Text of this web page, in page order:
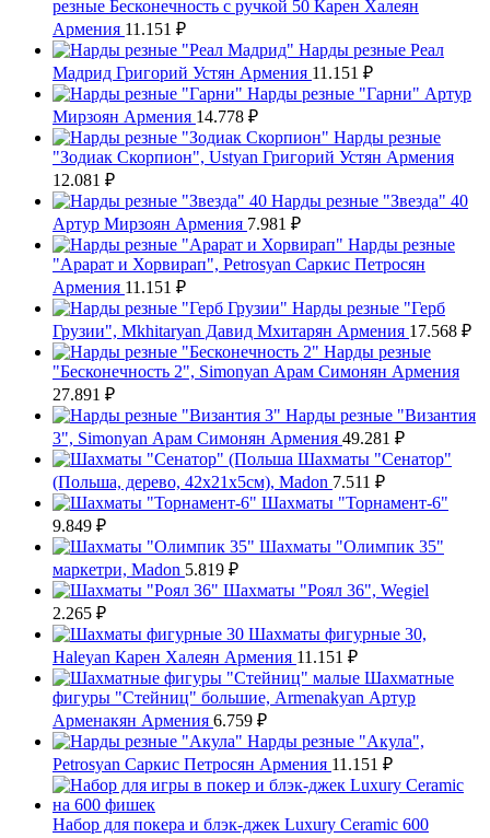
резные Бесконечность с ручкой 50 Карен Халеян
Армения 11.151 ₽
Нарды резные Реал
Мадрид Григорий Устян Армения 11.151 ₽
Нарды резные "Гарни" Артур
Мирзоян Армения 14.778 ₽
Нарды резные
"Зодиак Скорпион", Ustyan Григорий Устян Армения
12.081 ₽
Нарды резные "Звезда" 40
Артур Мирзоян Армения 7.981 ₽
Нарды резные
"Арарат и Хорвирап", Petrosyan Саркис Петросян
Армения 11.151 ₽
Нарды резные "Герб
Грузии", Mkhitaryan Давид Мхитарян Армения 17.568 ₽
Нарды резные
"Бесконечность 2", Simonyan Арам Симонян Армения
27.891 ₽
Нарды резные "Византия
3", Simonyan Арам Симонян Армения 49.281 ₽
Шахматы "Сенатор"
(Польша, дерево, 42х21х5см), Madon 7.511 ₽
Шахматы "Торнамент-6"
9.849 ₽
Шахматы "Олимпик 35"
маркетри, Madon 5.819 ₽
Шахматы "Роял 36", Wegiel
2.265 ₽
Шахматы фигурные 30,
Haleyan Карен Халеян Армения 11.151 ₽
Шахматные
фигуры "Стейниц" большие, Armenakyan Артур
Арменакян Армения 6.759 ₽
Нарды резные "Акула",
Petrosyan Саркис Петросян Армения 11.151 ₽
Набор для покера и блэк-джек Luxury Ceramic 600